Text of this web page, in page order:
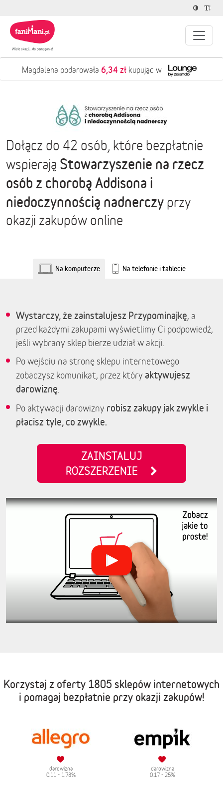
Magdalena podarowała 6,34 zł kupując w
Dołącz do 42 osób, które bezpłatnie
wspierają Stowarzyszenie na rzecz
osób z chorobą Addisona i
niedoczynnością nadnerczy przy
okazji zakupów online
Na komputerze Na telefonie i tablecie
Wystarczy, że zainstalujesz Przypominajkę, a
przed każdymi zakupami wyświetlimy Ci podpowiedź,
jeśli wybrany sklep bierze udział w akcji.
Po wejściu na stronę sklepu internetowego
zobaczysz komunikat, przez który aktywujesz
darowiznę
Po aktywacji darowizny robisz zakupy jak zwykle i
płacisz tyle, co zwykle.
ZAINSTALUJ
ROZSZERZENIE
Korzystaj z oferty 1805 sklepów internetowych
i pomagaj bezpłatnie przy okazji zakupów!
darowizna
0.11 - 1.78%
darowizna
0.17 - 25%